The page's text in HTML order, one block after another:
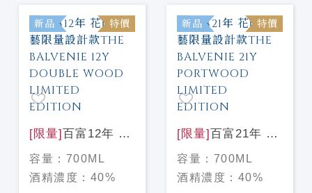
新品 特價
[限量] 百富12年 花
時心藝限量設計款
THE BALVENIE
12Y DOUBLE
容量： 700ML
酒精濃度： 40%
新品 特價
[限量] 百富21年 花
時心藝限量設計款
THE BALVENIE
21Y PORTWOOD
容量： 700ML
酒精濃度： 40%